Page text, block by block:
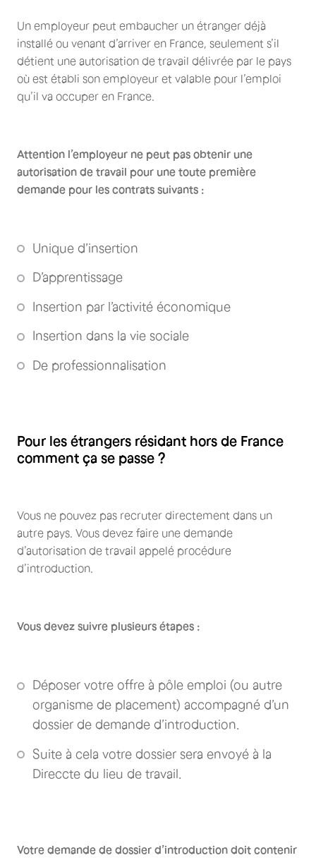
Un employeur peut embaucher un étranger déjà
installé ou venant d’arriver en France, seulement s’il
détient une autorisation de travail délivrée par le pays
où est établi son employeur et valable pour l’emploi
qu’il va occuper en France.
Attention l’employeur ne peut pas obtenir une
autorisation de travail pour une toute première
demande pour les contrats suivants :
Unique d’insertion
D’apprentissage
Insertion par l’activité économique
Insertion dans la vie sociale
De professionnalisation
Pour les étrangers résidant hors de France
comment ça se passe ?
Vous ne pouvez pas recruter directement dans un
autre pays. Vous devez faire une demande
d’autorisation de travail appelé procédure
d’introduction.
Vous devez suivre plusieurs étapes :
Déposer votre offre à pôle emploi (ou autre
organisme de placement) accompagné d’un
dossier de demande d’introduction.
Suite à cela votre dossier sera envoyé à la
Direccte du lieu de travail.
Votre demande de dossier d’introduction doit contenir